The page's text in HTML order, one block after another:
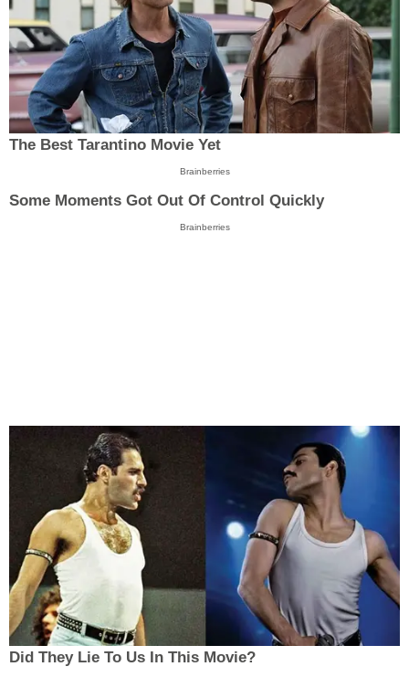
The Best Tarantino Movie Yet
Brainberries
Some Moments Got Out Of Control Quickly
Brainberries
Did They Lie To Us In This Movie?